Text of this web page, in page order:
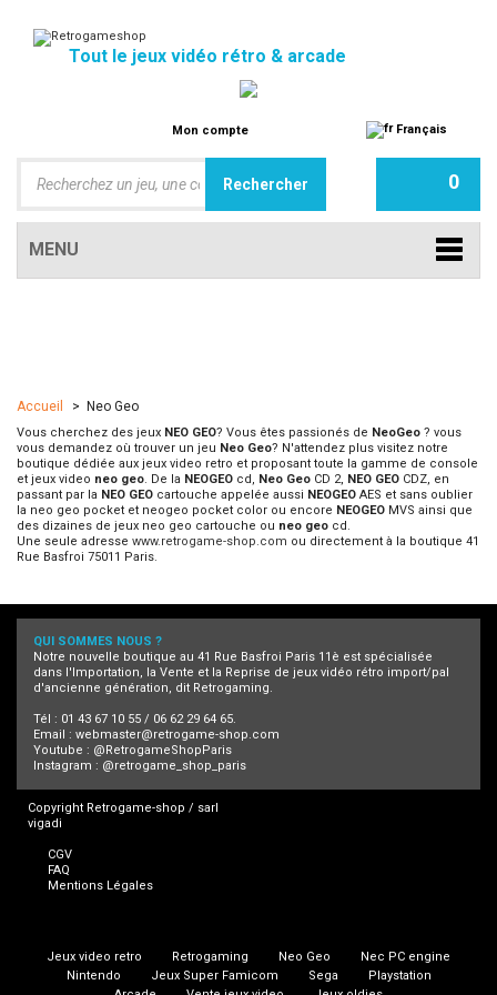
Tout le jeux vidéo rétro & arcade
Mon compte Français
0
MENU
Accueil > Neo Geo
Vous cherchez des jeux NEO GEO? Vous êtes passionés de NeoGeo ? vous
vous demandez où trouver un jeu Neo Geo? N'attendez plus visitez notre
boutique dédiée aux jeux video retro et proposant toute la gamme de console
et jeux video neo geo. De la NEOGEO cd, Neo Geo CD 2, NEO GEO CDZ, en
passant par la NEO GEO cartouche appelée aussi NEOGEO AES et sans oublier
la neo geo pocket et neogeo pocket color ou encore NEOGEO MVS ainsi que
des dizaines de jeux neo geo cartouche ou neo geo cd.
Une seule adresse www.retrogame-shop.com ou directement à la boutique 41
Rue Basfroi 75011 Paris.
QUI SOMMES NOUS ?
Notre nouvelle boutique au 41 Rue Basfroi Paris 11è est spécialisée
dans l'Importation, la Vente et la Reprise de jeux vidéo rétro import/pal
d'ancienne génération, dit Retrogaming.
Tél : 01 43 67 10 55 / 06 62 29 64 65.
Email : webmaster@retrogame-shop.com
Youtube : @RetrogameShopParis
Instagram : @retrogame_shop_paris
Copyright Retrogame-shop / sarl
vigadi
CGV
FAQ
Mentions Légales
Jeux video retro Retrogaming Neo Geo
Nec PC engine
Nintendo
Jeux Super Famicom Sega
Playstation